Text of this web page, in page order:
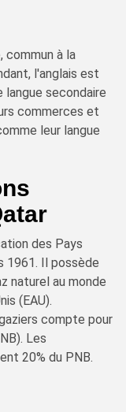
commun à la
l'anglais est
secondaire
commerces et
leur langue
des Pays
1961. Il possède
naturel au monde
(EAU).
compte pour
Les
20% du PNB.